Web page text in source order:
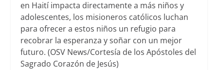
en Haití impacta directamente a más niños y
adolescentes, los misioneros católicos luchan
para ofrecer a estos niños un refugio para
recobrar la esperanza y soñar con un mejor
futuro. (OSV News/Cortesía de los Apóstoles del
Sagrado Corazón de Jesús)